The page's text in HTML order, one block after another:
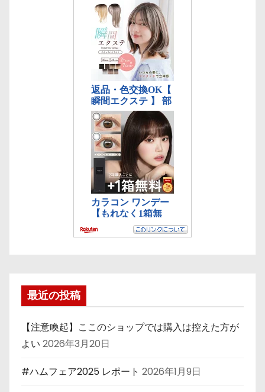
最近の投稿
【注意喚起】ここのショップでは購入は控えた方が
よい 2026年3月20日
#ハムフェア2025 レポート 2026年1月9日